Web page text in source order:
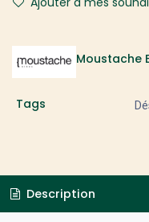
Moustache
Tags
Description